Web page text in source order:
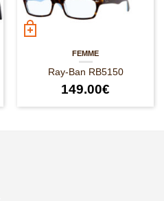
FEMME
Ray-Ban RB5150
149.00€